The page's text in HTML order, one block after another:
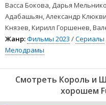
Васса Бокова, Дарья
Адабашьян, Александр
Князев, Кирилл Горшенев,
Жанр:Фильмы 2023 /Сериалы
Мелодрамы
Смотреть Король и
хорошем